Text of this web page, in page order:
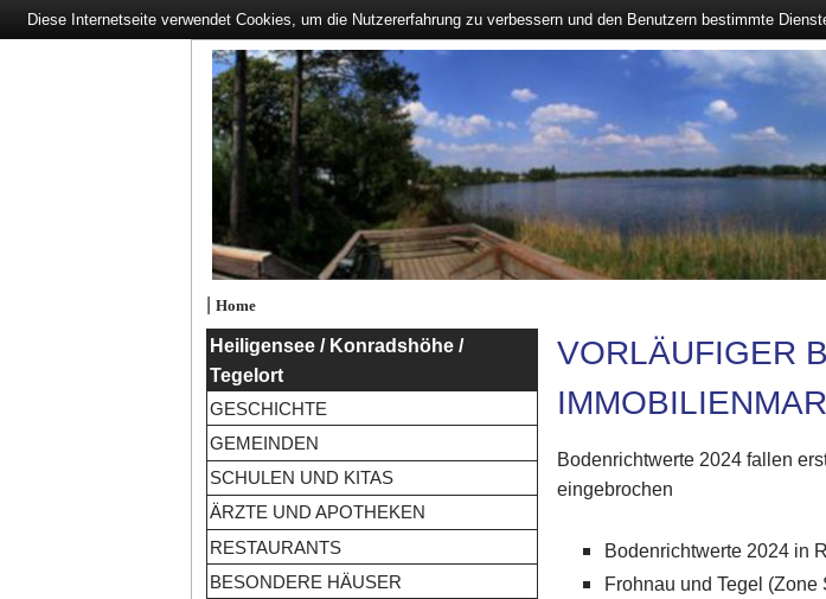
| Home
Heiligensee / Konradshöhe /
Tegelort
GESCHICHTE
GEMEINDEN
SCHULEN UND KITAS
ÄRZTE UND APOTHEKEN
RESTAURANTS
BESONDERE HÄUSER
VORLÄUFIGER
Bodenrichtwerte 2024 fallen
eingebrochen
Bodenrichtwerte 2024 in
Frohnau und Tegel
Diese Internetseite verwendet Cookies, um die Nutzererfahrung zu verbessern und den Benutzern bestimmte